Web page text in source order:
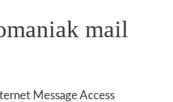
mail
Message Access